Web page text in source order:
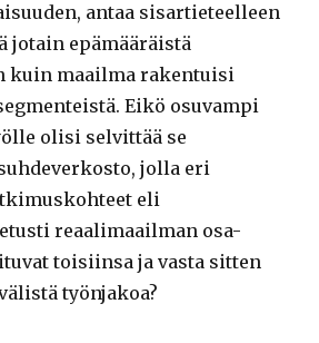
antaa sisartieteelleen
jotain epämääräistä
kuin maailma rakentuisi
Eikö osuvampi
olisi selvittää se
jolla eri
eli
reaalimaailman osa-
toisiinsa ja vasta sitten
työnjakoa?